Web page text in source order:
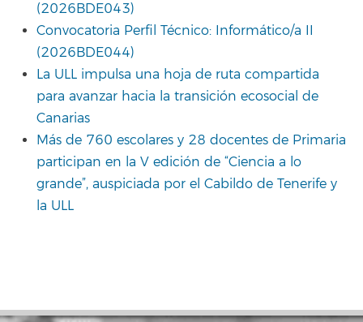
(2026BDE043)
Convocatoria Perfil Técnico: Informático/a II
(2026BDE044)
La ULL impulsa una hoja de ruta compartida
para avanzar hacia la transición ecosocial de
Canarias
Más de 760 escolares y 28 docentes de Primaria
participan en la V edición de “Ciencia a lo
grande”, auspiciada por el Cabildo de Tenerife y
la ULL